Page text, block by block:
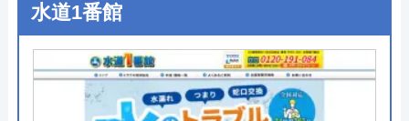
イースマイルの基本情報
●定休日 年中無休
●出張見積もり 出張・見積もり無料
●支払い方法
現金、銀行振込、モバイル、後払
水道1番館